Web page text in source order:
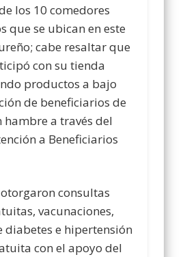
los 10 comedores
que se ubican en este
cabe resaltar que
con su tienda
productos a bajo
de beneficiarios de
hambre a través del
a Beneficiarios
consultas
vacunaciones,
diabetes e hipertensión
con el apoyo del